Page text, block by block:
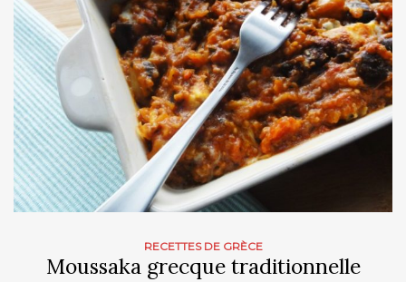
RECETTES DE GRÈCE
Moussaka grecque traditionnelle